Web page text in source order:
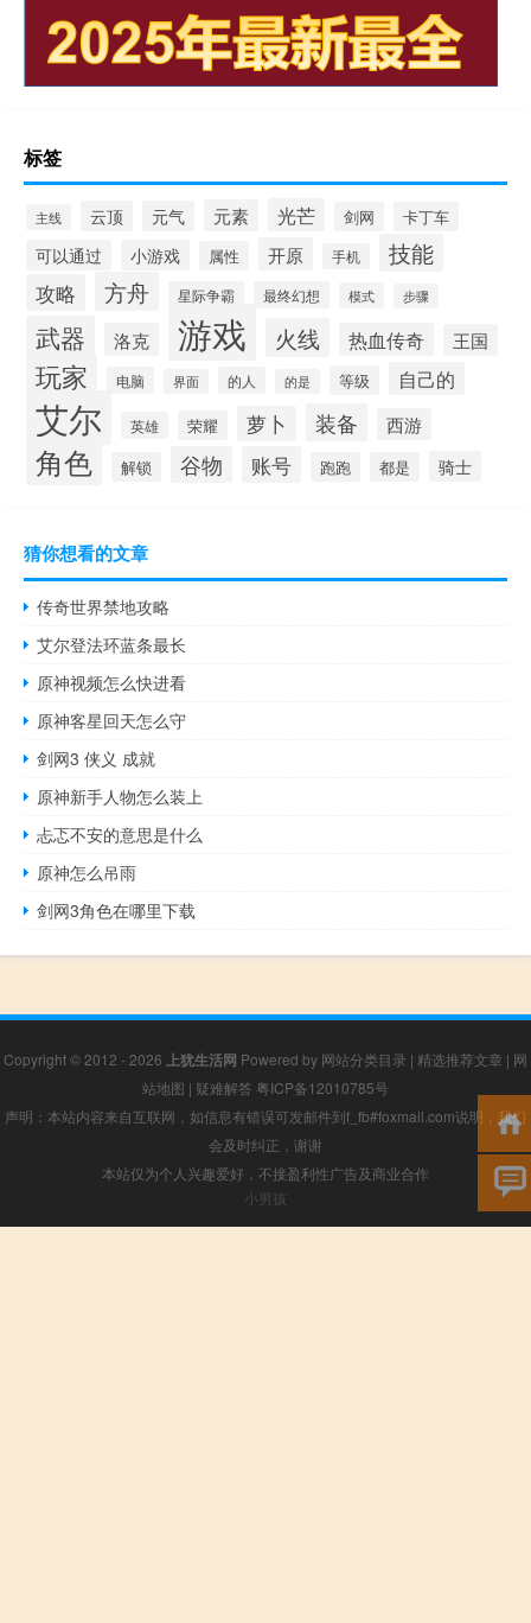
标签
主线 云顶 元气 元素 光芒 剑网 卡丁车
可以通过 小游戏 属性 开原 手机 技能
攻略 方舟 星际争霸 最终幻想 模式 步骤
武器 洛克 游戏 火线 热血传奇 王国
玩家 电脑 界面 的人 的是 等级 自己的
艾尔 英雄 荣耀 萝卜 装备 西游
角色 解锁 谷物 账号 跑跑 都是 骑士
猜你想看的文章
传奇世界禁地攻略
艾尔登法环蓝条最长
原神视频怎么快进看
原神客星回天怎么守
剑网3 侠义 成就
原神新手人物怎么装上
忐忑不安的意思是什么
原神怎么吊雨
剑网3角色在哪里下载
Copyright © 2012 - 2026 上犹生活网 Powered by 网站分类目录 | 精选推荐文章 | 网
站地图 | 疑难解答 粤ICP备12010785号
声明：本站内容来自互联网，如信息有错误可发邮件到f_fb#foxmail.com说明，我们
会及时纠正，谢谢
本站仅为个人兴趣爱好，不接盈利性广告及商业合作
小男孩